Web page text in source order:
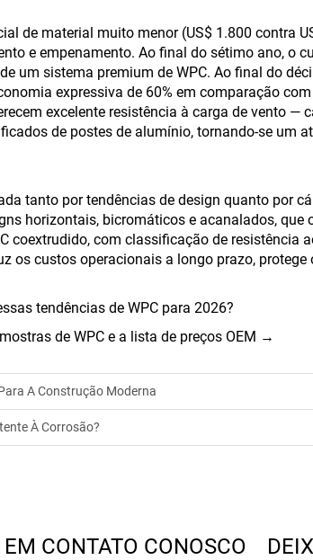
de material muito menor (US$ 1.800 contra
e empenamento. Ao final do sétimo ano, o
um sistema premium de WPC. Ao final do
expressiva de 60% em comparação
excelente resistência à carga de vento —
de postes de alumínio, tornando-se um
tanto por tendências de design quanto por
horizontais, bicromáticos e acanalados,
com classificação de resistência
os custos operacionais a longo prazo,
tendências de WPC para 2026?
de WPC e a lista de preços OEM →
A Construção Moderna
À Corrosão?
EM CONTATO CONOSCO